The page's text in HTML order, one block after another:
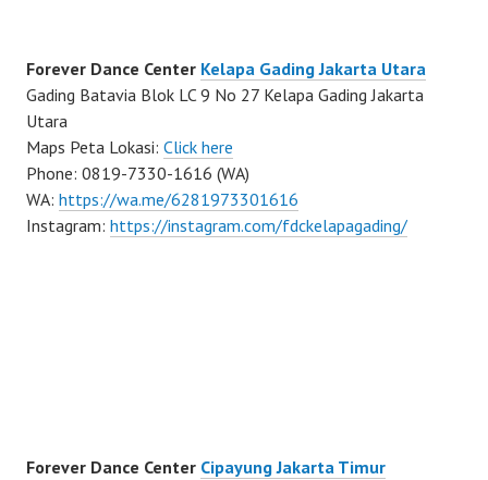
Forever Dance Center Kelapa Gading Jakarta Utara
Gading Batavia Blok LC 9 No 27 Kelapa Gading Jakarta
Utara
Maps Peta Lokasi: Click here
Phone: 0819-7330-1616 (WA)
WA: https://wa.me/6281973301616
Instagram: https://instagram.com/fdckelapagading/
Forever Dance Center Cipayung Jakarta Timur